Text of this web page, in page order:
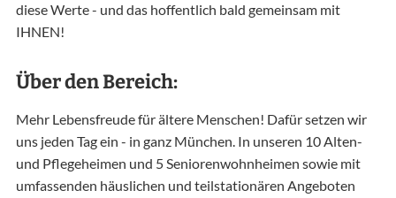
diese Werte - und das hoffentlich bald gemeinsam mit
IHNEN!
Über den Bereich:
Mehr Lebensfreude für ältere Menschen! Dafür setzen wir
uns jeden Tag ein - in ganz München. In unseren 10 Alten-
und Pflegeheimen und 5 Seniorenwohnheimen sowie mit
umfassenden häuslichen und teilstationären Angeboten